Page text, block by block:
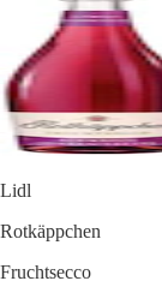
Lidl
Rotkäppchen
Fruchtsecco